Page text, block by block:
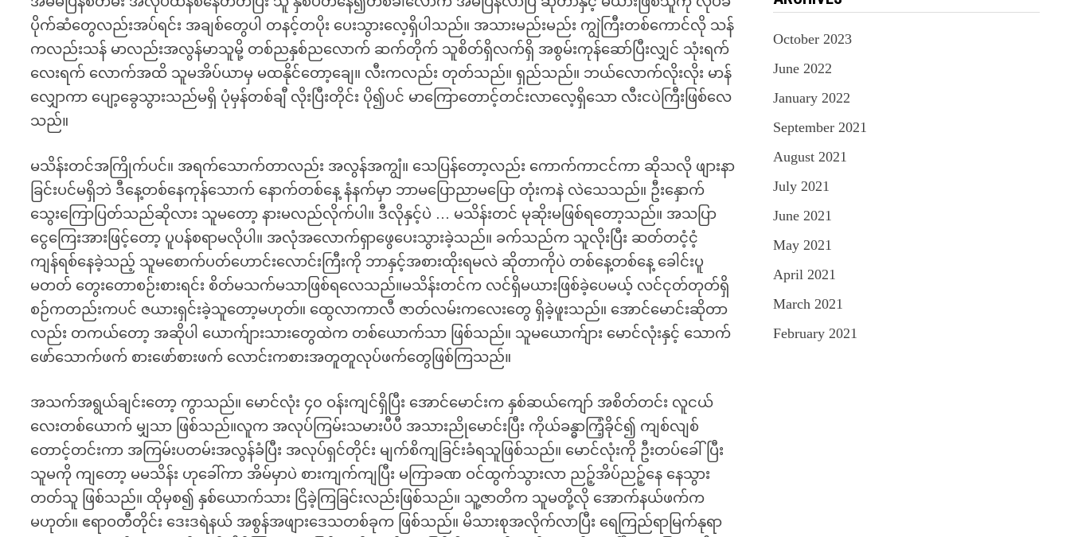
ပိုက်ဆံတွေလည်းအပ်ရင်း အချစ်တွေပါ တနင့်တပိုး ပေးသွားလေ့ရှိပါသည်။ အသားမည်းမည်း ကျွဲကြီးတစ်ကောင်လို သန်
ကလည်းသန် မာလည်းအလွန်မာသူမို့ တစ်ညနှစ်ညလောက် ဆက်တိုက် သူစိတ်ရှိလက်ရှိ အစွမ်းကုန်ဆော်ပြီးလျှင် သုံးရက်
လေးရက် လောက်အထိ သူမအိပ်ယာမှ မထနိုင်တော့ချေ။ လီးကလည်း တုတ်သည်။ ရှည်သည်။ ဘယ်လောက်လိုးလိုး မာန်
လျှောကာ ပျော့ခွေသွားသည်မရှိ ပုံမှန်တစ်ချီ လိုးပြီးတိုင်း ပို၍ပင် မာကြောတောင့်တင်းလာလေ့ရှိသော လီးငပဲကြီးဖြစ်လေ
သည်။
မသိန်းတင်အကြိုက်ပင်။ အရက်သောက်တာလည်း အလွန်အကျွံ။ သေပြန်တော့လည်း ကောက်ကာငင်ကာ ဆိုသလို ဖျားနာ
ခြင်းပင်မရှိဘဲ ဒီနေ့တစ်နေကုန်သောက် နောက်တစ်နေ့ နံနက်မှာ ဘာမပြောညာမပြော တုံးကနဲ လဲသေသည်။ ဦးနှောက်
သွေးကြောပြတ်သည်ဆိုလား သူမတော့ နားမလည်လိုက်ပါ။ ဒီလိုနှင့်ပဲ … မသိန်းတင် မုဆိုးမဖြစ်ရတော့သည်။ အသပြာ
ငွေကြေးအားဖြင့်တော့ ပူပန်စရာမလိုပါ။ အလုံအလောက်ရှာဖွေပေးသွားခဲ့သည်။ ခက်သည်က သူလိုးပြီး ဆတ်တငံ့ငံ့
ကျန်ရစ်နေခဲ့သည့် သူမစောက်ပတ်ဟောင်းလောင်းကြီးကို ဘာနှင့်အစားထိုးရမလဲ ဆိုတာကိုပဲ တစ်နေ့တစ်နေ့ ခေါင်းပူ
မတတ် တွေးတောစဉ်းစားရင်း စိတ်မသက်မသာဖြစ်ရလေသည်။မသိန်းတင်က လင်ရှိမယားဖြစ်ခဲ့ပေမယ့် လင်ငုတ်တုတ်ရှိ
စဉ်ကတည်းကပင် ဇယားရှင်းခဲ့သူတော့မဟုတ်။ ထွေလာကာလီ ဇာတ်လမ်းကလေးတွေ ရှိခဲ့ဖူးသည်။ အောင်မောင်းဆိုတာ
လည်း တကယ်တော့ အဆိုပါ ယောက်ျားသားတွေထဲက တစ်ယောက်သာ ဖြစ်သည်။ သူမယောက်ျား မောင်လုံးနှင့် သောက်
ဖော်သောက်ဖက် စားဖော်စားဖက် လောင်းကစားအတူတူလုပ်ဖက်တွေဖြစ်ကြသည်။
အသက်အရွယ်ချင်းတော့ ကွာသည်။ မောင်လုံး ၄၀ ဝန်းကျင်ရှိပြီး အောင်မောင်းက နှစ်ဆယ်ကျော် အစိတ်တင်း လူငယ်
လေးတစ်ယောက် မျှသာ ဖြစ်သည်။လူက အလုပ်ကြမ်းသမားပီပီ အသားညိုမောင်းပြီး ကိုယ်ခန္ဓာကြံ့ခိုင်၍ ကျစ်လျစ်
တောင့်တင်းကာ အကြမ်းပတမ်းအလွန်ခံပြီး အလုပ်ရှင်တိုင်း မျက်စိကျခြင်းခံရသူဖြစ်သည်။ မောင်လုံးကို ဦးတပ်ခေါ်ပြီး
သူမကို ကျတော့ မမသိန်း ဟုခေါ်ကာ အိမ်မှာပဲ စားကျက်ကျပြီး မကြာခဏ ဝင်ထွက်သွားလာ ညဉ့်အိပ်ညဉ့်နေ နေသွား
တတ်သူ ဖြစ်သည်။ ထိုမှစ၍ နှစ်ယောက်သား ငြိခဲ့ကြခြင်းလည်းဖြစ်သည်။ သူ့ဇာတိက သူမတို့လို အောက်နယ်ဖက်က
မဟုတ်။ ဧရာဝတီတိုင်း ဒေးဒရဲနယ် အစွန်အဖျားဒေသတစ်ခုက ဖြစ်သည်။ မိသားစုအလိုက်လာပြီး ရေကြည်ရာမြက်နုရာ
October 2023
June 2022
January 2022
September 2021
August 2021
July 2021
June 2021
May 2021
April 2021
March 2021
February 2021